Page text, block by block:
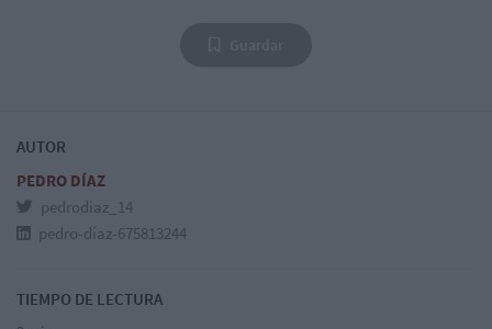
AUTOR
PEDRO DÍAZ
pedrodiaz_14
pedro-díaz-675813244
TIEMPO DE LECTURA